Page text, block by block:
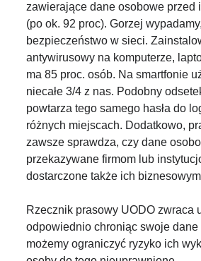
zawierające dane osobowe przed
(po ok. 92 proc). Gorzej
bezpieczeństwo w sieci.
antywirusowy na komputerze,
ma 85 proc. osób. Na smartfonie
niecałe 3/4 z nas. Podobny
powtarza tego samego hasła do
różnych miejscach. Dodatkowo,
zawsze sprawdza, czy dane
przekazywane firmom lub
dostarczone także ich
Rzecznik prasowy UODO zwraca
odpowiednio chroniąc swoje dane
możemy ograniczyć ryzyko ich